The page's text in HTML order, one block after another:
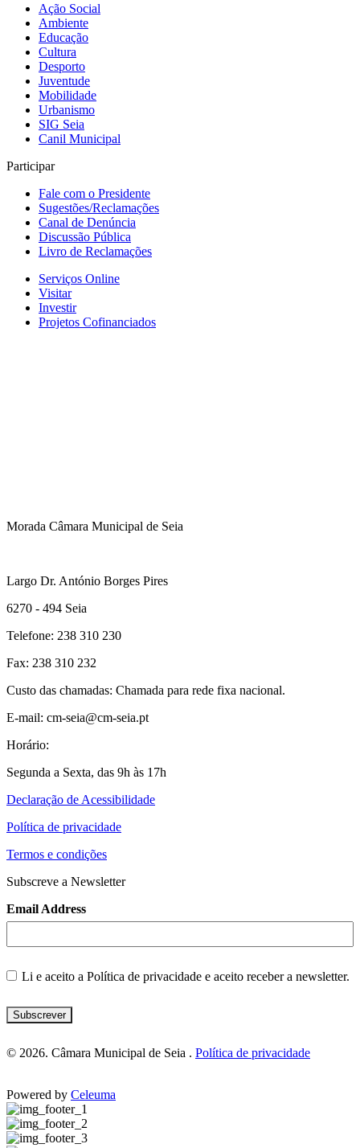
Ação Social
Ambiente
Educação
Cultura
Desporto
Juventude
Mobilidade
Urbanismo
SIG Seia
Canil Municipal
Participar
Fale com o Presidente
Sugestões/Reclamações
Canal de Denúncia
Discussão Pública
Livro de Reclamações
Serviços Online
Visitar
Investir
Projetos Cofinanciados
Morada Câmara Municipal de Seia
Largo Dr. António Borges Pires
6270 - 494 Seia
Telefone: 238 310 230
Fax: 238 310 232
Custo das chamadas: Chamada para rede fixa nacional.
E-mail: cm-seia@cm-seia.pt
Horário:
Segunda a Sexta, das 9h às 17h
Declaração de Acessibilidade
Política de privacidade
Termos e condições
Subscreve a Newsletter
Email Address
Li e aceito a Política de privacidade e aceito receber a newsletter.
Subscrever
© 2026. Câmara Municipal de Seia . Política de privacidade
Powered by Celeuma